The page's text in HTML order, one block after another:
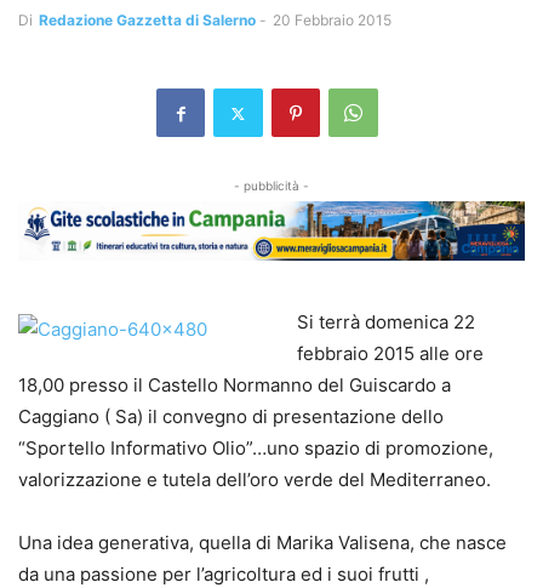
Di Redazione Gazzetta di Salerno - 20 Febbraio 2015
- pubblicità -
Si terrà domenica 22
febbraio 2015 alle ore
18,00 presso il Castello Normanno del Guiscardo a
Caggiano ( Sa) il convegno di presentazione dello
“Sportello Informativo Olio”…uno spazio di promozione,
valorizzazione e tutela dell’oro verde del Mediterraneo.
Una idea generativa, quella di Marika Valisena, che nasce
da una passione per l’agricoltura ed i suoi frutti ,